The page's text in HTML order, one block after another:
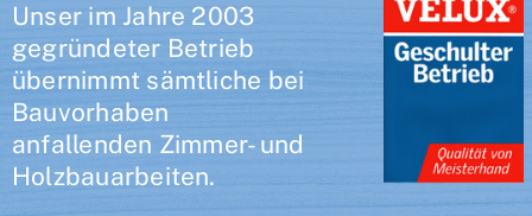
Unser im Jahre 2003
gegründeter Betrieb
übernimmt sämtliche bei
Bauvorhaben
anfallenden Zimmer- und
Holzbauarbeiten.